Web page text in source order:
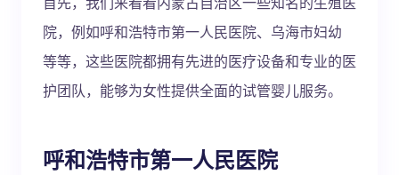
院，例如呼和浩特市第一人民医院、乌海市妇幼
等等，这些医院都拥有先进的医疗设备和专业的医
护团队，能够为女性提供全面的试管婴儿服务。
呼和浩特市第一人民医院